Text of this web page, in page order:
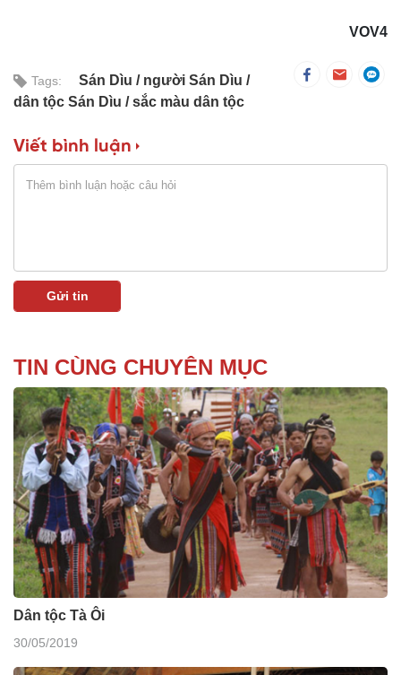
VOV4
Tags: Sán Dìu
người Sán Dìu
dân tộc Sán Dìu
sắc màu dân tộc
Viết bình luận
TIN CÙNG CHUYÊN MỤC
Dân tộc Tà Ôi
30/05/2019